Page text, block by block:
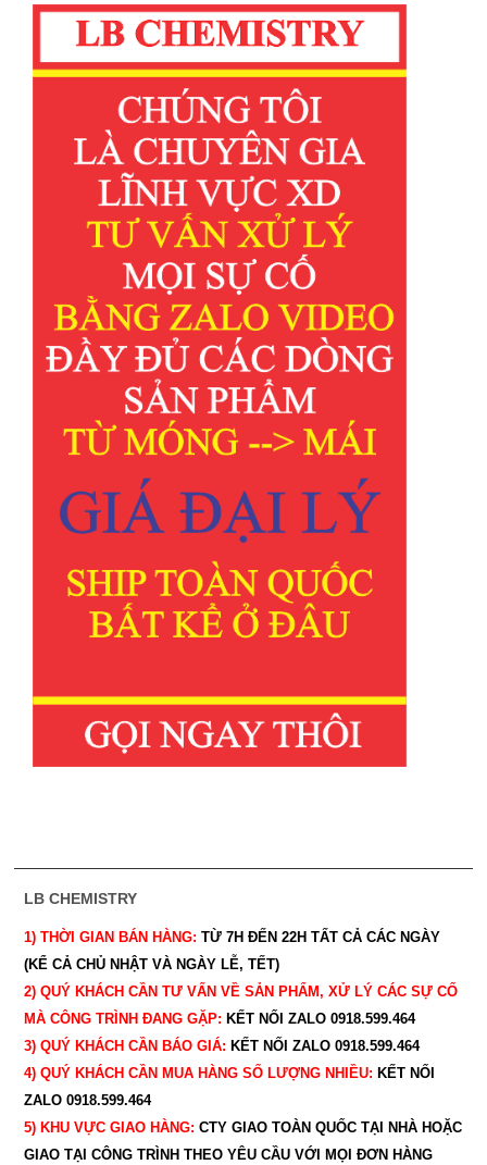
LB CHEMISTRY
1) THỜI GIAN BÁN HÀNG: TỪ 7H ĐẾN 22H TẤT CẢ CÁC NGÀY
(KỂ CẢ CHỦ NHẬT VÀ NGÀY LỄ, TẾT)
2) QUÝ KHÁCH CẦN TƯ VẤN VỀ SẢN PHẨM, XỬ LÝ CÁC SỰ CỐ
MÀ CÔNG TRÌNH ĐANG GẶP: KẾT NỐI ZALO 0918.599.464
3) QUÝ KHÁCH CẦN BÁO GIÁ: KẾT NỐI ZALO 0918.599.464
4) QUÝ KHÁCH CẦN MUA HÀNG SỐ LƯỢNG NHIỀU: KẾT NỐI
ZALO 0918.599.464
5) KHU VỰC GIAO HÀNG: CTY GIAO TOÀN QUỐC TẠI NHÀ HOẶC
GIAO TẠI CÔNG TRÌNH THEO YÊU CẦU VỚI MỌI ĐƠN HÀNG